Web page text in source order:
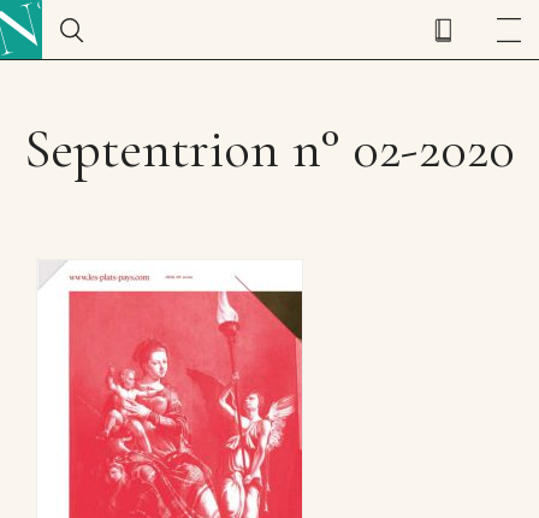
Septentrion n° 02-2020